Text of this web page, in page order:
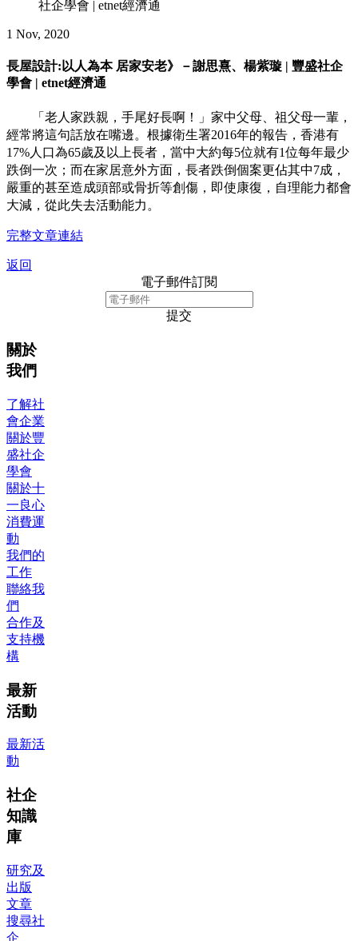
社企學會 | etnet經濟通
1 Nov, 2020
長屋設計:以人為本 居家安老》－謝思熹、楊紫璇 | 豐盛社企
學會 | etnet經濟通
「老人家跌親，手尾好長啊！」家中父母、祖父母一輩，
經常將這句話放在嘴邊。根據衛生署2016年的報告，香港有
17%人口為65歲及以上長者，當中大約每5位就有1位每年最少
跌倒一次；而在家居意外方面，長者跌倒個案更佔其中7成，
嚴重的甚至造成頭部或骨折等創傷，即使康復，自理能力都會
大減，從此失去活動能力。
完整文章連結
返回
電子郵件訂閱
提交
關於
我們
了解社
會企業
關於豐
盛社企
學會
關於十
一良心
消費運
動
我們的
工作
聯絡我
們
合作及
支持機
構
最新
活動
最新活
動
社企
知識
庫
研究及
出版
文章
搜尋社
企